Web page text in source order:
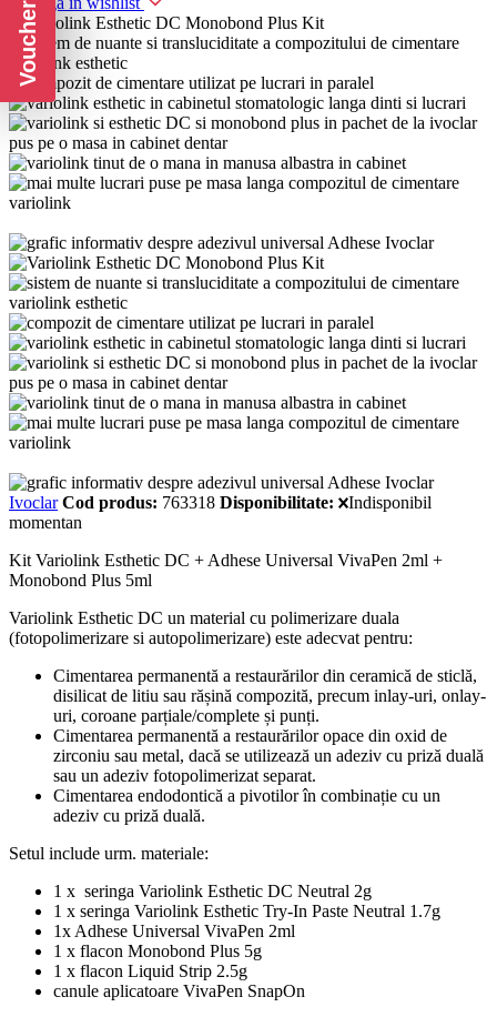
Ivoclar Cod produs: 763318 Disponibilitate:
Indisponibil
momentan
Kit Variolink Esthetic DC + Adhese Universal VivaPen 2ml +
Monobond Plus 5ml
Variolink Esthetic DC un material cu polimerizare duala
(fotopolimerizare si autopolimerizare) este adecvat pentru:
Cimentarea permanentă a restaurărilor din ceramică de sticlă,
disilicat de litiu sau rășină compozită, precum inlay-uri, onlay-
uri, coroane parțiale/complete și punți.
Cimentarea permanentă a restaurărilor opace din oxid de
zirconiu sau metal, dacă se utilizează un adeziv cu priză duală
sau un adeziv fotopolimerizat separat.
Cimentarea endodontică a pivotilor în combinație cu un
adeziv cu priză duală.
Setul include urm. materiale:
1 x seringa Variolink Esthetic DC Neutral 2g
1 x seringa Variolink Esthetic Try-In Paste Neutral 1.7g
1x Adhese Universal VivaPen 2ml
1 x flacon Monobond Plus 5g
1 x flacon Liquid Strip 2.5g
canule aplicatoare VivaPen SnapOn